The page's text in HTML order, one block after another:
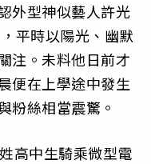
外型神似藝人許光
平時以陽光、幽默
注。未料他日前才
便在上學途中發生
粉絲相當震驚。
高中生騎乘微型電